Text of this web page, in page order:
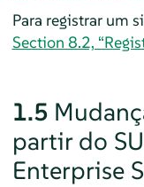
Para registrar um
Section 8.2,
1.5
partir do
Enterprise